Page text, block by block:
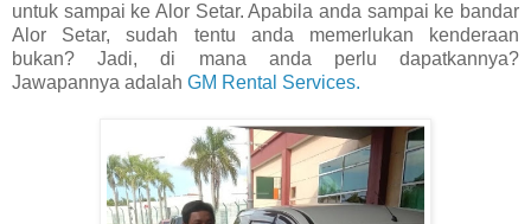
untuk sampai ke Alor Setar. Apabila anda sampai ke bandar
Alor Setar, sudah tentu anda memerlukan kenderaan
bukan? Jadi, di mana anda perlu dapatkannya?
Jawapannya adalah GM Rental Services.